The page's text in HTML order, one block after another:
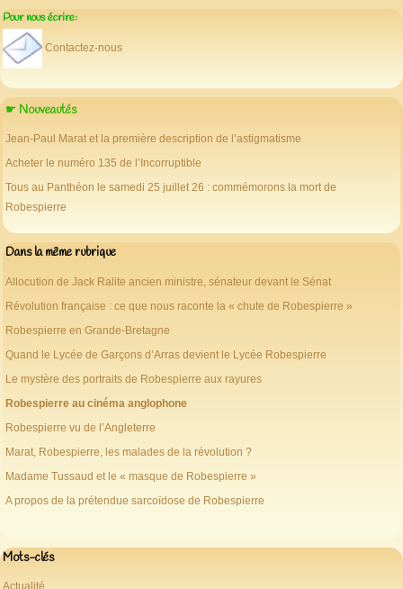
Pour nous écrire:
Contactez-nous
☛ Nouveautés
Jean-Paul Marat et la première description de l’astigmatisme
Acheter le numéro 135 de l’Incorruptible
Tous au Panthéon le samedi 25 juillet 26 : commémorons la mort de
Robespierre
Dans la même rubrique
Allocution de Jack Ralite ancien ministre, sénateur devant le Sénat
Révolution française : ce que nous raconte la « chute de Robespierre »
Robespierre en Grande-Bretagne
Quand le Lycée de Garçons d’Arras devient le Lycée Robespierre
Le mystère des portraits de Robespierre aux rayures
Robespierre au cinéma anglophone
Robespierre vu de l’Angleterre
Marat, Robespierre, les malades de la révolution ?
Madame Tussaud et le « masque de Robespierre »
A propos de la prétendue sarcoïdose de Robespierre
Mots-clés
Actualité